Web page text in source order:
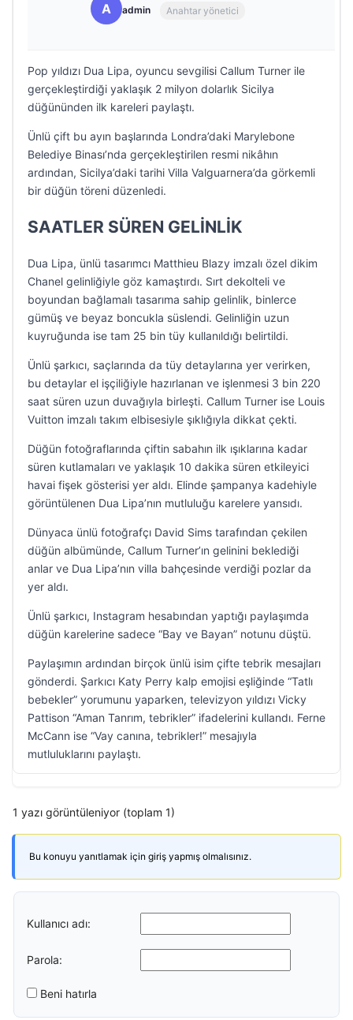
A admin Anahtar yönetici
Pop yıldızı Dua Lipa, oyuncu sevgilisi Callum Turner ile
gerçekleştirdiği yaklaşık 2 milyon dolarlık Sicilya
düğününden ilk kareleri paylaştı.
Ünlü çift bu ayın başlarında Londra’daki Marylebone
Belediye Binası’nda gerçekleştirilen resmi nikâhın
ardından, Sicilya’daki tarihi Villa Valguarnera’da görkemli
bir düğün töreni düzenledi.
SAATLER SÜREN GELİNLİK
Dua Lipa, ünlü tasarımcı Matthieu Blazy imzalı özel dikim
Chanel gelinliğiyle göz kamaştırdı. Sırt dekolteli ve
boyundan bağlamalı tasarıma sahip gelinlik, binlerce
gümüş ve beyaz boncukla süslendi. Gelinliğin uzun
kuyruğunda ise tam 25 bin tüy kullanıldığı belirtildi.
Ünlü şarkıcı, saçlarında da tüy detaylarına yer verirken,
bu detaylar el işçiliğiyle hazırlanan ve işlenmesi 3 bin 220
saat süren uzun duvağıyla birleşti. Callum Turner ise Louis
Vuitton imzalı takım elbisesiyle şıklığıyla dikkat çekti.
Düğün fotoğraflarında çiftin sabahın ilk ışıklarına kadar
süren kutlamaları ve yaklaşık 10 dakika süren etkileyici
havai fişek gösterisi yer aldı. Elinde şampanya kadehiyle
görüntülenen Dua Lipa’nın mutluluğu karelere yansıdı.
Dünyaca ünlü fotoğrafçı David Sims tarafından çekilen
düğün albümünde, Callum Turner’ın gelinini beklediği
anlar ve Dua Lipa’nın villa bahçesinde verdiği pozlar da
yer aldı.
Ünlü şarkıcı, Instagram hesabından yaptığı paylaşımda
düğün karelerine sadece “Bay ve Bayan” notunu düştü.
Paylaşımın ardından birçok ünlü isim çifte tebrik mesajları
gönderdi. Şarkıcı Katy Perry kalp emojisi eşliğinde “Tatlı
bebekler” yorumunu yaparken, televizyon yıldızı Vicky
Pattison “Aman Tanrım, tebrikler” ifadelerini kullandı. Ferne
McCann ise “Vay canına, tebrikler!” mesajıyla
mutluluklarını paylaştı.
1 yazı görüntüleniyor (toplam 1)
Bu konuyu yanıtlamak için giriş yapmış olmalısınız.
Kullanıcı adı:
Parola:
Beni hatırla